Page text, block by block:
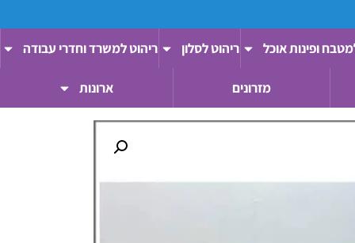
ופינות אוכל ריהוט לסלון ריהוט למשרד וחדרי עבודה
מזרונים ארונות